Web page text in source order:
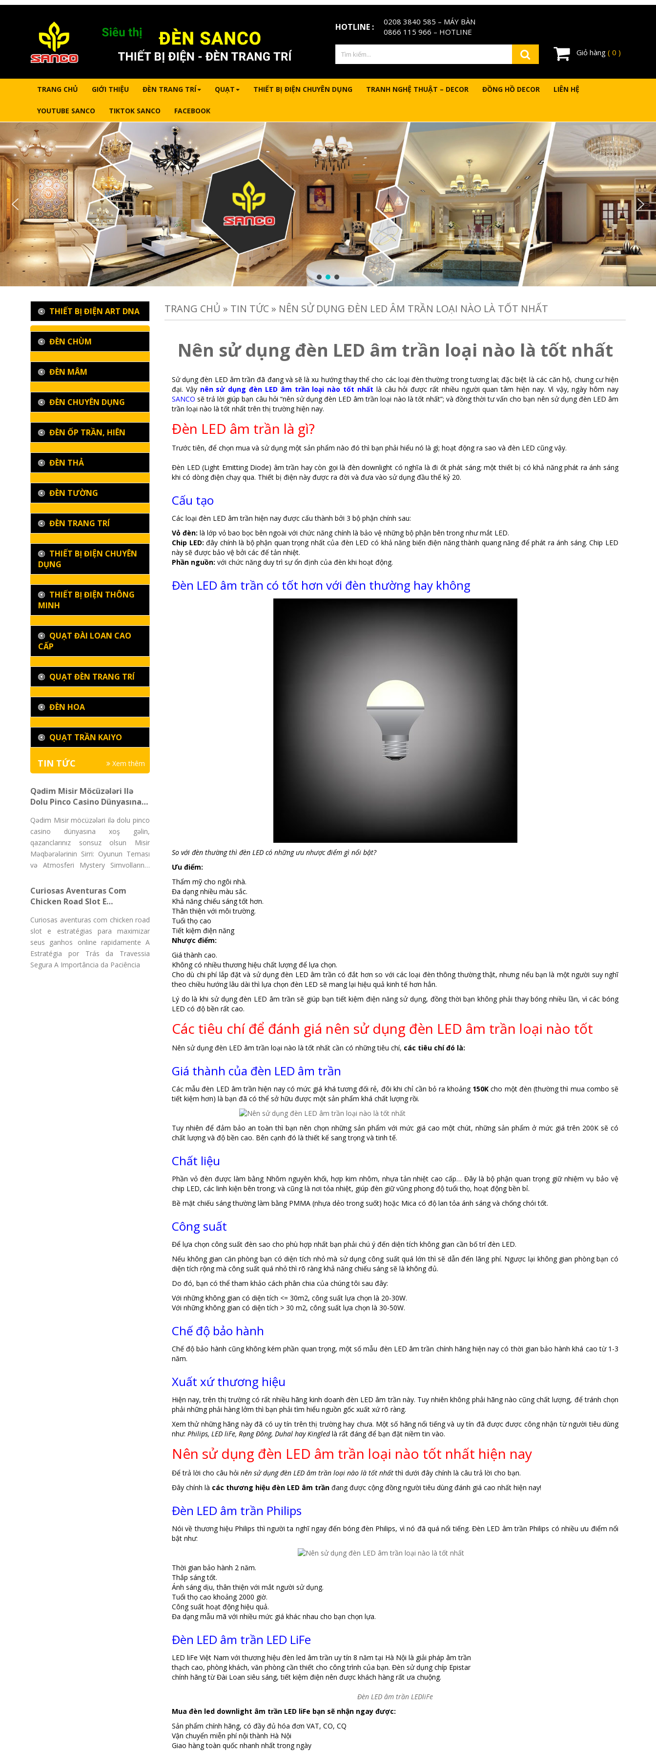
HOTLINE : 0208 3840 585 – MÁY BÀN
0866 115 966 – HOTLINE
Giỏ hàng ( 0 )
TRANG CHỦ GIỚI THIỆU ĐÈN TRANG TRÍ QUẠT THIẾT BỊ ĐIỆN CHUYÊN DỤNG TRANH NGHỆ THUẬT – DECOR ĐỒNG HỒ DECOR LIÊN HỆ
YOUTUBE SANCO TIKTOK SANCO FACEBOOK
TRANG CHỦ » TIN TỨC» NÊN SỬ DỤNG ĐÈN LED ÂM TRẦN LOẠI NÀO LÀ TỐT NHẤT
Nên sử dụng đèn LED âm trần loại nào là tốt nhất
Sử dụng đèn LED âm trần đã đang và sẽ là xu hướng thay thế cho các loại đèn thường trong tương lai; đặc biệt là các căn hộ, chung cư hiện
đại. Vậy nên sử dụng đèn LED âm trần loại nào tốt nhất là câu hỏi được rất nhiều người quan tâm hiện nay. Vì vậy, ngày hôm nay
SANCO sẽ trả lời giúp bạn câu hỏi “nên sử dụng đèn LED âm trần loại nào là tốt nhất”; và đồng thời tư vấn cho bạn nên sử dụng đèn LED âm
trần loại nào là tốt nhất trên thị trường hiện nay.
Đèn LED âm trần là gì?
Trước tiên, để chọn mua và sử dụng một sản phẩm nào đó thì bạn phải hiểu nó là gì; hoạt động ra sao và đèn LED cũng vậy.
Đèn LED (Light Emitting Diode) âm trần hay còn gọi là đèn downlight có nghĩa là đi ốt phát sáng; một thiết bị có khả năng phát ra ánh sáng
khi có dòng điện chạy qua. Thiết bị điện này được ra đời và đưa vào sử dụng đầu thế kỷ 20.
Cấu tạo
Các loại đèn LED âm trần hiện nay được cấu thành bởi 3 bộ phận chính sau:
Vỏ đèn: là lớp vỏ bao bọc bên ngoài với chức năng chính là bảo vệ những bộ phận bên trong như mắt LED.
Chip LED: đây chính là bộ phận quan trọng nhất của đèn LED có khả năng biến điện năng thành quang năng để phát ra ánh sáng. Chip LED
này sẽ được bảo vệ bởi các đế tản nhiệt.
Phần nguồn: với chức năng duy trì sự ổn định của đèn khi hoạt động.
Đèn LED âm trần có tốt hơn với đèn thường hay không
So với đèn thường thì đèn LED có những ưu nhược điểm gì nổi bật?
Ưu điểm:
Thẩm mỹ cho ngôi nhà.
Đa dạng nhiều màu sắc.
Khả năng chiếu sáng tốt hơn.
Thân thiện với môi trường.
Tuổi thọ cao
Tiết kiệm điện năng
Nhược điểm:
Giá thành cao.
Không có nhiều thương hiệu chất lượng để lựa chọn.
Cho dù chi phí lắp đặt và sử dụng đèn LED âm trần có đắt hơn so với các loại đèn thông thường thật, nhưng nếu bạn là một người suy nghĩ
theo chiều hướng lâu dài thì lựa chọn đèn LED sẽ mang lại hiệu quả kinh tế hơn hẳn.
Lý do là khi sử dụng đèn LED âm trần sẽ giúp bạn tiết kiệm điện năng sử dụng, đồng thời bạn không phải thay bóng nhiều lần, vì các bóng
LED có độ bền rất cao.
Các tiêu chí để đánh giá nên sử dụng đèn LED âm trần loại nào tốt
Nên sử dụng đèn LED âm trần loại nào là tốt nhất cần có những tiêu chí, các tiêu chí đó là:
Giá thành của đèn LED âm trần
Các mẫu đèn LED âm trần hiện nay có mức giá khá tương đối rẻ, đôi khi chỉ cần bỏ ra khoảng 150K cho một đèn (thường thì mua combo sẽ
tiết kiệm hơn) là bạn đã có thể sở hữu được một sản phẩm khá chất lượng rồi.
Tuy nhiên để đảm bảo an toàn thì bạn nên chọn những sản phẩm với mức giá cao một chút, những sản phẩm ở mức giá trên 200K sẽ có
chất lượng và độ bền cao. Bên cạnh đó là thiết kế sang trọng và tinh tế.
Chất liệu
Phần vỏ đèn được làm bằng Nhôm nguyên khối, hợp kim nhôm, nhựa tản nhiệt cao cấp… Đây là bộ phận quan trọng giữ nhiệm vụ bảo vệ
chip LED, các linh kiện bên trong; và cũng là nơi tỏa nhiệt, giúp đèn giữ vũng phong độ tuổi thọ, hoạt động bền bỉ.
Bề mặt chiếu sáng thường làm bằng PMMA (nhựa dẻo trong suốt) hoặc Mica có độ lan tỏa ánh sáng và chống chói tốt.
Công suất
Để lựa chọn công suất đèn sao cho phù hợp nhất bạn phải chú ý đến diện tích không gian cần bố trí đèn LED.
Nếu không gian căn phòng bạn có diện tích nhỏ mà sử dụng công suất quá lớn thì sẽ dẫn đến lãng phí. Ngược lại không gian phòng bạn có
diện tích rộng mà công suất quá nhỏ thì rõ ràng khả năng chiếu sáng sẽ là không đủ.
Do đó, bạn có thể tham khảo cách phân chia của chúng tôi sau đây:
Với những không gian có diện tích <= 30m2, công suất lựa chọn là 20-30W.
Với những không gian có diện tích > 30 m2, công suất lựa chọn là 30-50W.
Chế độ bảo hành
Chế độ bảo hành cũng không kém phần quan trọng, một số mẫu đèn LED âm trần chính hãng hiện nay có thời gian bảo hành khá cao từ 1-3
năm.
Xuất xứ thương hiệu
Hiện nay, trên thị trường có rất nhiều hãng kinh doanh đèn LED âm trần này. Tuy nhiên không phải hãng nào cũng chất lượng, để tránh chọn
phải những phải hàng lởm thì bạn phải tìm hiểu nguồn gốc xuất xứ rõ ràng.
Xem thử những hãng này đã có uy tín trên thị trường hay chưa. Một số hãng nổi tiếng và uy tín đã được được công nhận từ người tiêu dùng
như: Philips, LED liFe, Rạng Đông, Duhal hay Kingledlà rất đáng để bạn đặt niềm tin vào.
Nên sử dụng đèn LED âm trần loại nào tốt nhất hiện nay
Để trả lời cho câu hỏi nên sử dụng đèn LED âm trần loại nào là tốt nhấtthì dưới đây chính là câu trả lời cho bạn.
Đây chính là các thương hiệu đèn LED âm trần đang được cộng đồng người tiêu dùng đánh giá cao nhất hiện nay!
Đèn LED âm trần Philips
Nói về thương hiệu Philips thì người ta nghĩ ngay đến bóng đèn Philips, vì nó đã quá nổi tiếng. Đèn LED âm trần Philips có nhiều ưu điểm nổi
bật như:
Thời gian bảo hành 2 năm.
Thắp sáng tốt.
Ánh sáng dịu, thân thiện với mắt người sử dụng.
Tuổi thọ cao khoảng 2000 giờ.
Công suất hoạt động hiệu quả.
Đa dạng mẫu mã với nhiều mức giá khác nhau cho bạn chọn lựa.
Đèn LED âm trần LED LiFe
LED liFe Việt Nam với thương hiệu đèn led âm trần uy tín 8 năm tại Hà Nội là giải pháp âm trần
thạch cao, phòng khách, văn phòng cần thiết cho công trình của bạn. Đèn sử dụng chíp Epistar
chính hãng từ Đài Loan siêu sáng, tiết kiệm điện nên được khách hàng rất ưa chuộng.
Đèn LED âm trần LEDliFe
Mua đèn led downlight âm trần LED liFe bạn sẽ nhận ngay được:
Sản phẩm chính hãng, có đầy đủ hóa đơn VAT, CO, CQ
Vận chuyển miễn phí nội thành Hà Nội
Giao hàng toàn quốc nhanh nhất trong ngày
THIẾT BỊ ĐIỆN ART DNA
ĐÈN CHÙM
ĐÈN MÂM
ĐÈN CHUYÊN DỤNG
ĐÈN ỐP TRẦN, HIÊN
ĐÈN THẢ
ĐÈN TƯỜNG
ĐÈN TRANG TRÍ
THIẾT BỊ ĐIỆN CHUYÊN
DỤNG
THIẾT BỊ ĐIỆN THÔNG
MINH
QUẠT ĐÀI LOAN CAO
CẤP
QUẠT ĐÈN TRANG TRÍ
ĐÈN HOA
QUẠT TRẦN KAIYO
TIN TỨC Xem thêm
Qədim Misir Möcüzələri Ilə
Dolu Pinco Casino Dünyasına
Sonsuz Olsun
Qədim Misir möcüzələri ilə dolu pinco
casino dünyasına xoş gəlin,
qazanclarınız sonsuz olsun Misir
Məqbərələrinin Sirri: Oyunun Teması
və Atmosferi Mystery Simvollarının
Curiosas Aventuras Com
Chicken Road Slot E
Seus Ganhos Online
Rapidamente
Curiosas aventuras com chicken road
slot e estratégias para maximizar
seus ganhos online rapidamente A
Estratégia por Trás da Travessia
Segura A Importância da Paciência